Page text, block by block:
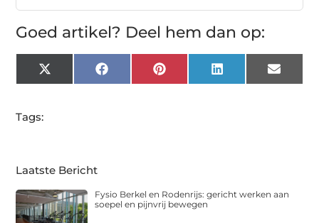
Goed artikel? Deel hem dan op:
X
(Twitter)
FacebookPinterest LinkedIn Email
Tags:
Laatste Bericht
Fysio Berkel en Rodenrijs: gericht werken aan
soepel en pijnvrij bewegen